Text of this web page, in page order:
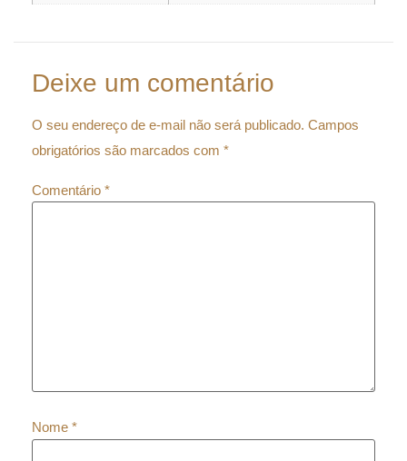
Deixe um comentário
O seu endereço de e-mail não será publicado. Campos
obrigatórios são marcados com *
Comentário *
Nome *